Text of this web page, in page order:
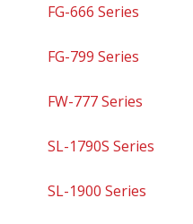
FG-666 Series
FG-799 Series
FW-777 Series
SL-1790S Series
SL-1900 Series